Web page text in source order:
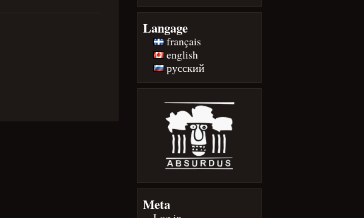
Langage
français
english
русский
Meta